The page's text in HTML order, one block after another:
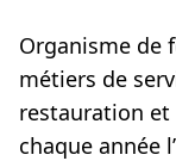
Organisme de
métiers de
restauration
chaque année